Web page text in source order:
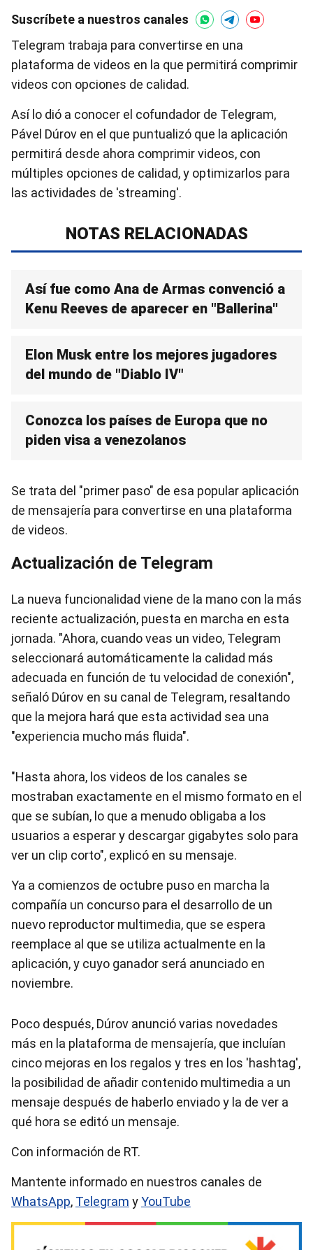
Suscríbete a nuestros canales
Telegram trabaja para convertirse en una
plataforma de videos en la que permitirá comprimir
videos con opciones de calidad.
Así lo dió a conocer el cofundador de Telegram,
Pável Dúrov en el que puntualizó que la aplicación
permitirá desde ahora comprimir videos, con
múltiples opciones de calidad, y optimizarlos para
las actividades de 'streaming'.
NOTAS RELACIONADAS
Así fue como Ana de Armas convenció a
Kenu Reeves de aparecer en "Ballerina"
Elon Musk entre los mejores jugadores
del mundo de "Diablo IV"
Conozca los países de Europa que no
piden visa a venezolanos
Se trata del "primer paso" de esa popular aplicación
de mensajería para convertirse en una plataforma
de videos.
Actualización de Telegram
La nueva funcionalidad viene de la mano con la más
reciente actualización, puesta en marcha en esta
jornada. "Ahora, cuando veas un video, Telegram
seleccionará automáticamente la calidad más
adecuada en función de tu velocidad de conexión",
señaló Dúrov en su canal de Telegram, resaltando
que la mejora hará que esta actividad sea una
"experiencia mucho más fluida".
"Hasta ahora, los videos de los canales se
mostraban exactamente en el mismo formato en el
que se subían, lo que a menudo obligaba a los
usuarios a esperar y descargar gigabytes solo para
ver un clip corto", explicó en su mensaje.
Ya a comienzos de octubre puso en marcha la
compañía un concurso para el desarrollo de un
nuevo reproductor multimedia, que se espera
reemplace al que se utiliza actualmente en la
aplicación, y cuyo ganador será anunciado en
noviembre.
Poco después, Dúrov anunció varias novedades
más en la plataforma de mensajería, que incluían
cinco mejoras en los regalos y tres en los 'hashtag',
la posibilidad de añadir contenido multimedia a un
mensaje después de haberlo enviado y la de ver a
qué hora se editó un mensaje.
Con información de RT.
Mantente informado en nuestros canales de
WhatsApp, Telegram yYouTube